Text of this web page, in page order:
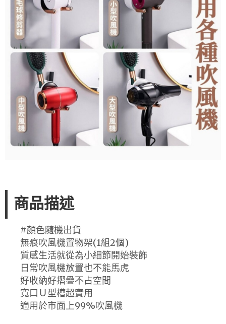
商品描述
#顏色隨機出貨
無痕吹風機置物架(1組2個)
質感生活就從為小細節開始裝飾
日常吹風機放置也不能馬虎
好收納好摺疊不占空間
寬口Ｕ型槽超實用
適用於市面上99%吹風機